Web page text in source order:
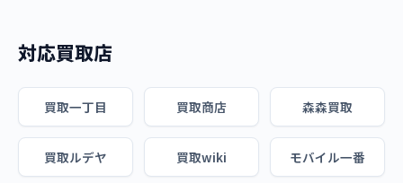
対応買取店
買取一丁目 買取商店 森森買取
買取ルデヤ 買取wiki モバイル一番